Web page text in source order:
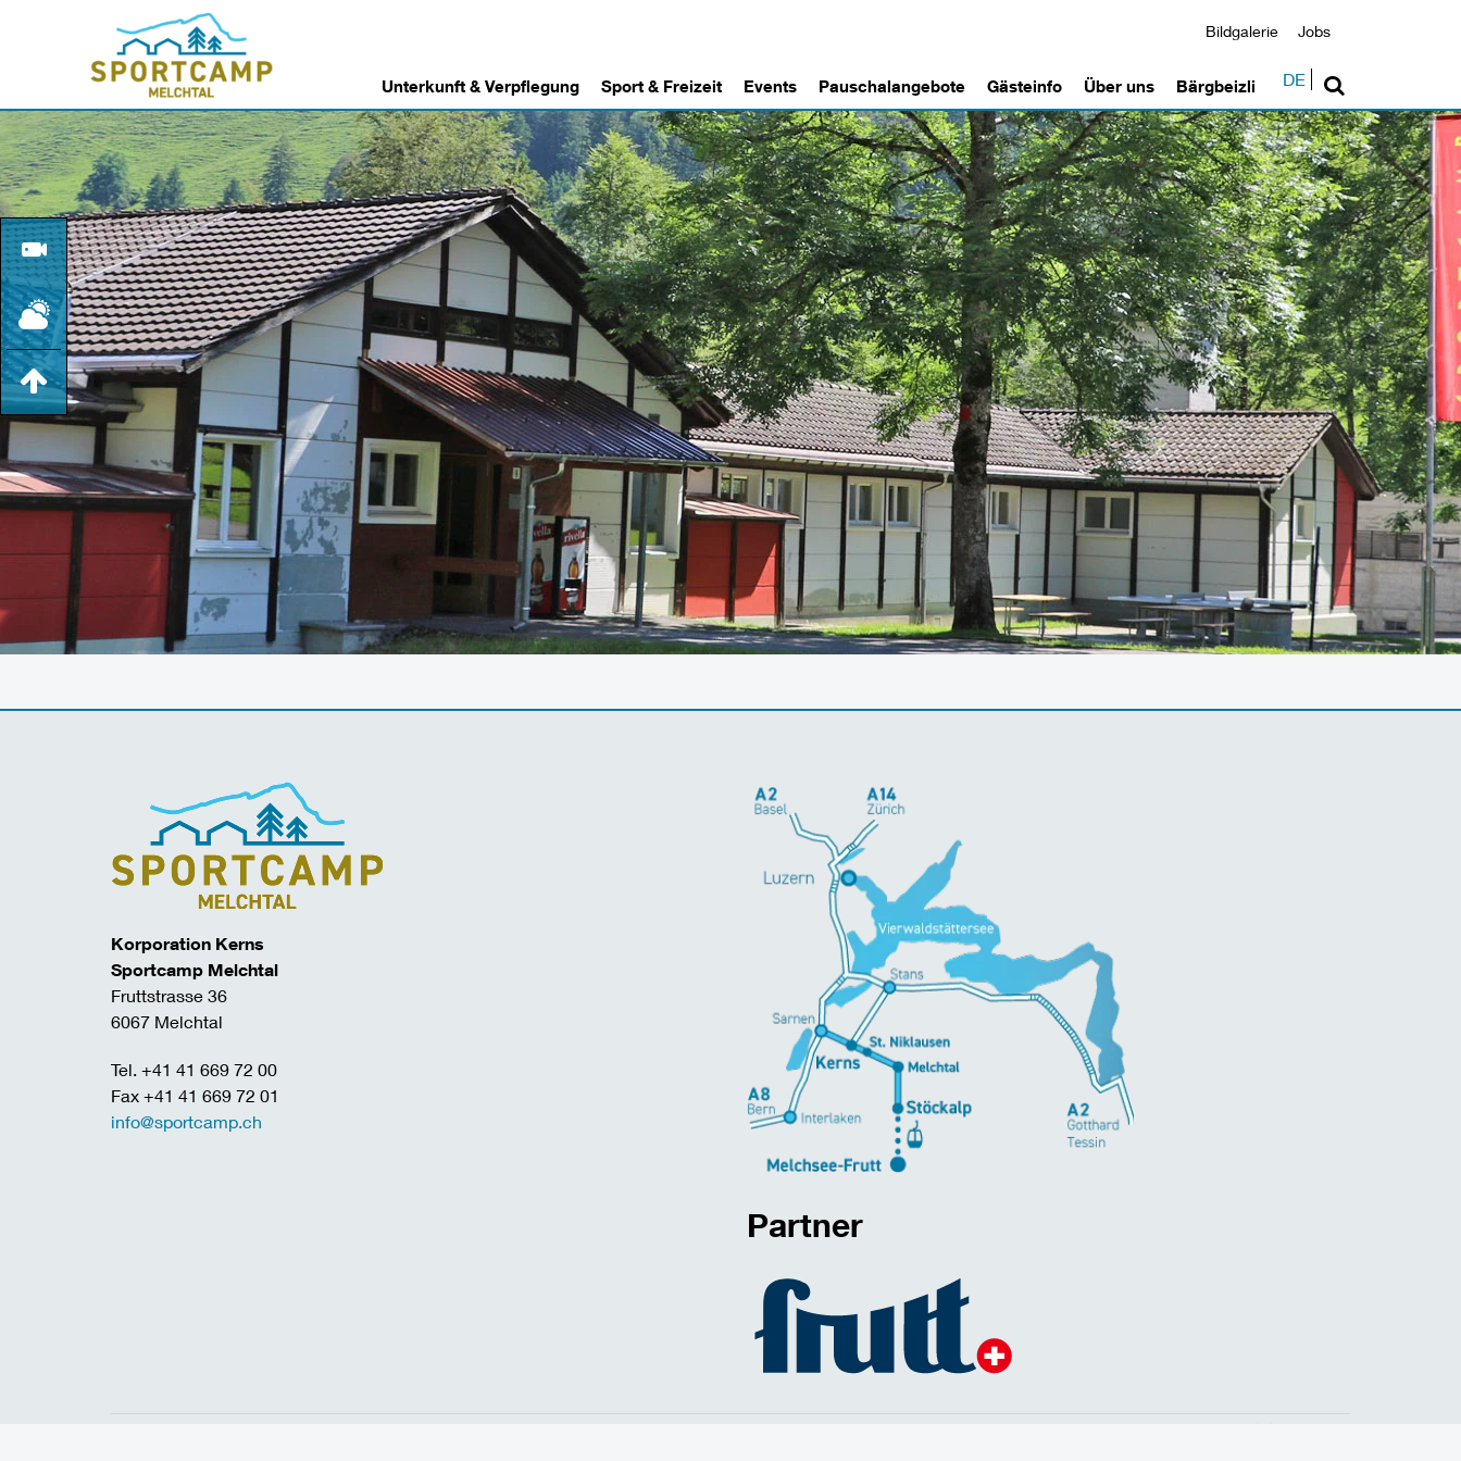
Bildgalerie Jobs
Unterkunft & Verpflegung Sport & Freizeit Events Pauschalangebote Gästeinfo Über uns Bärgbeizli DE
Korporation Kerns
Sportcamp Melchtal
Fruttstrasse 36
6067 Melchtal
Tel. +41 41 669 72 00
Fax +41 41 669 72 01
info@sportcamp.ch
Partner